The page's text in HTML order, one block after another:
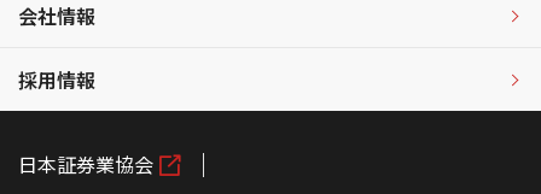
会社情報
採用情報
日本証券業協会